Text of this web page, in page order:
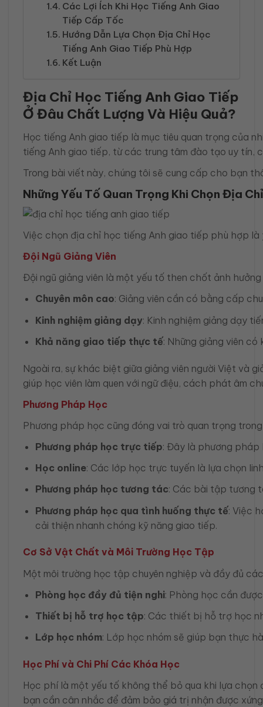
Các Lợi Ích Khi Học Tiếng Anh Giao
Tiếp Cấp Tốc
Hướng Dẫn Lựa Chọn Địa Chỉ Học
Tiếng Anh Giao Tiếp Phù Hợp
Kết Luận
Địa Chỉ Học Tiếng Anh Giao Tiếp
Ở Đâu Chất Lượng Và Hiệu Quả?
Học tiếng Anh giao tiếp là mục tiêu quan trọng của
tiếng Anh giao tiếp, từ các trung tâm đào tạo uy tín,
Trong bài viết này, chúng tôi sẽ cung cấp cho bạn
Những Yếu Tố Quan Trọng Khi Chọn Địa
Việc chọn địa chỉ học tiếng Anh giao tiếp phù hợp là
Đội Ngũ Giảng Viên
Đội ngũ giảng viên là một yếu tố then chốt ảnh
Chuyên môn cao: Giảng viên cần có bằng cấp
Kinh nghiệm giảng dạy: Kinh nghiệm giảng dạy
Khả năng giao tiếp thực tế: Những giảng viên
Ngoài ra, sự khác biệt giữa giảng viên người Việt và
giúp học viên làm quen với ngữ điệu, cách phát âm
Phương Pháp Học
Phương pháp học cũng đóng vai trò quan trọng
Phương pháp học trực tiếp: Đây là phương pháp
Học online: Các lớp học trực tuyến là lựa chọn
Phương pháp học tương tác: Các bài tập tương
Phương pháp học qua tình huống thực tế: Việc
cải thiện nhanh chóng kỹ năng giao tiếp.
Cơ Sở Vật Chất và Môi Trường Học Tập
Một môi trường học tập chuyên nghiệp và đầy đủ
Phòng học đầy đủ tiện nghi: Phòng học cần
Thiết bị hỗ trợ học tập: Các thiết bị hỗ trợ học
Lớp học nhóm: Lớp học nhóm sẽ giúp bạn thực
Học Phí và Chi Phí Các Khóa Học
Học phí là một yếu tố không thể bỏ qua khi lựa
bạn cần cân nhắc để đảm bảo giá trị nhận được